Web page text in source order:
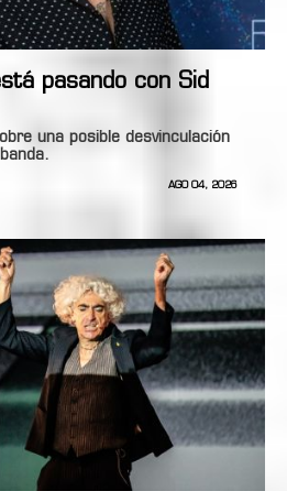
pasando con Sid
una posible desvinculación
AGO 04, 2026